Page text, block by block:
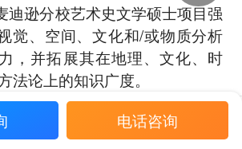
迪逊分校艺术史文学硕士项目强
觉、空间、文化和/或物质分析
，并拓展其在地理、文化、时
法论上的知识广度。
研究表达与沟通能力，强化学生
、界定自身贡献的能力，并培养
电话咨询